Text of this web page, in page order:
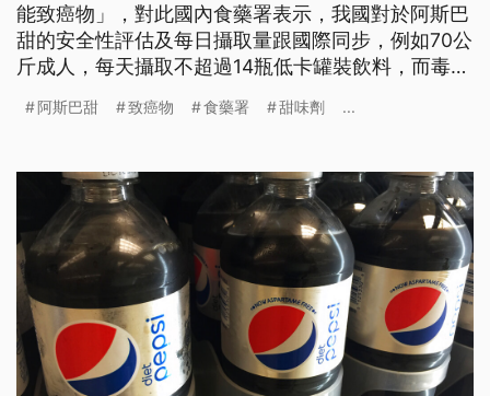
能致癌物」，對此國內食藥署表示，我國對於阿斯巴
甜的安全性評估及每日攝取量跟國際同步，例如70公
斤成人，每天攝取不超過14瓶低卡罐裝飲料，而毒物
用阿斯巴甜。
阿斯巴甜 致癌物 食藥署 甜味劑 ...